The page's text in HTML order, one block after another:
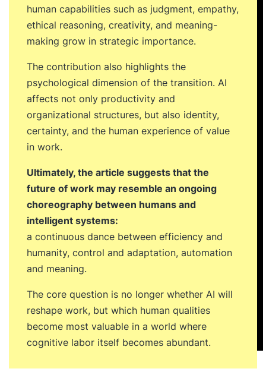
human capabilities such as judgment, empathy,
ethical reasoning, creativity, and meaning-
making grow in strategic importance.
The contribution also highlights the
psychological dimension of the transition. AI
affects not only productivity and
organizational structures, but also identity,
certainty, and the human experience of value
in work.
Ultimately, the article suggests that the
future of work may resemble an ongoing
choreography between humans and
intelligent systems:
a continuous dance between efficiency and
humanity, control and adaptation, automation
and meaning.
The core question is no longer whether AI will
reshape work, but which human qualities
become most valuable in a world where
cognitive labor itself becomes abundant.